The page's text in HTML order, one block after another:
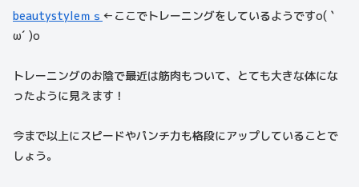
beautystyleｍｓ ←ここでトレーニングをしているようですo(｀
ω´ )o
トレーニングのお陰で最近は筋肉もついて、とても大きな体にな
ったように見えます！
今まで以上にスピードやパンチ力も格段にアップしていることで
しょう。